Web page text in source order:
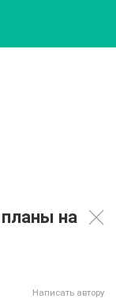
на
Написать автору